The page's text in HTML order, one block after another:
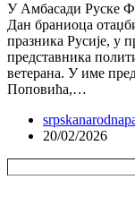
У Амбасади Руске
Дан браниоца
празника Русије, у
представника
ветерана. У име
Поповића,…
20/02/2026